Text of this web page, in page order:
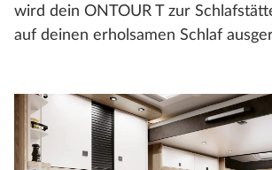
wird dein ONTOUR T zur
auf deinen erholsamen Schlaf